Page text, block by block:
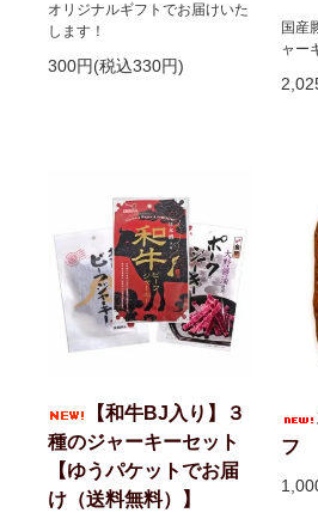
オリジナルギフトでお届けいた
します！
300円(税込330円)
国産
ャー
【和牛BJ入り】３
種のジャーキーセット
【ゆうパケットでお届
け（送料無料）】
フ